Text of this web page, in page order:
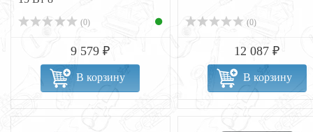
(0)
9 579 ₽
В корзину
(0)
12 087 ₽
В корзину